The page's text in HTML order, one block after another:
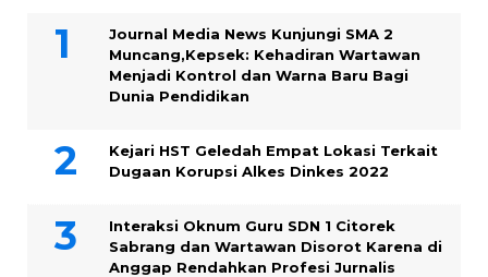
Journal Media News Kunjungi SMA 2
Muncang,Kepsek: Kehadiran Wartawan
Menjadi Kontrol dan Warna Baru Bagi
Dunia Pendidikan
Kejari HST Geledah Empat Lokasi Terkait
Dugaan Korupsi Alkes Dinkes 2022
Interaksi Oknum Guru SDN 1 Citorek
Sabrang dan Wartawan Disorot Karena di
Anggap Rendahkan Profesi Jurnalis